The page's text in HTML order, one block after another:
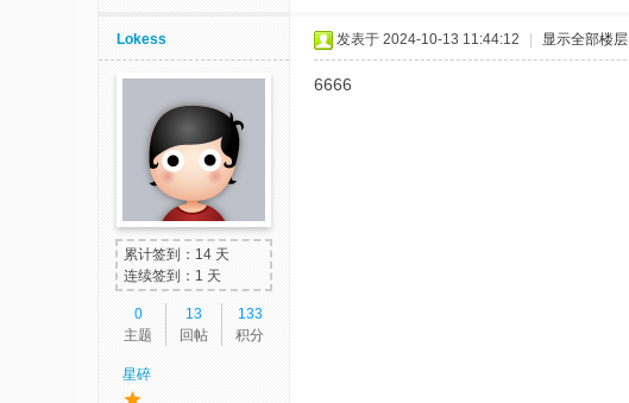
Lokess
累计签到：14 天
连续签到：1 天
0
主题
13
回帖
133
积分
星碎
发表于 2024-10-13 11:44:12 显示全部楼层
6666